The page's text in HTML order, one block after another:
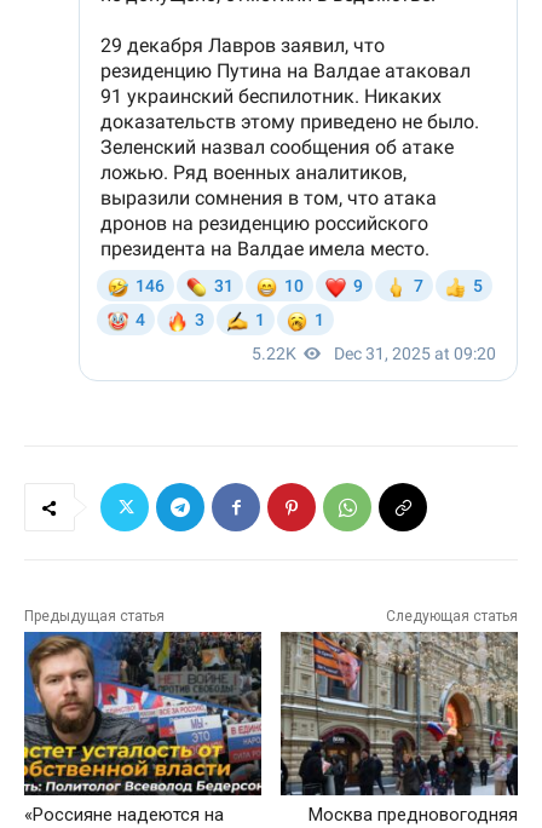
Предыдущая статья
«Россияне надеются на
Следующая статья
Москва предновогодняя